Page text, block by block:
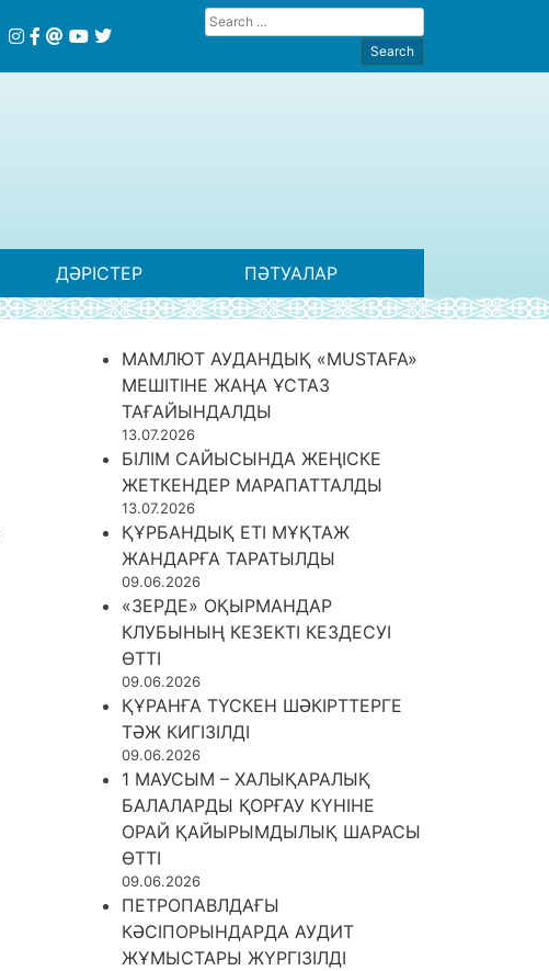
ДӘРІСТЕР ПӘТУАЛАР
МАМЛЮТ АУДАНДЫҚ «MUSTAFA»
МЕШІТІНЕ ЖАҢА ҰСТАЗ
ТАҒАЙЫНДАЛДЫ
13.07.2026
БІЛІМ САЙЫСЫНДА ЖЕҢІСКЕ
ЖЕТКЕНДЕР МАРАПАТТАЛДЫ
13.07.2026
ҚҰРБАНДЫҚ ЕТІ МҰҚТАЖ
ЖАНДАРҒА ТАРАТЫЛДЫ
09.06.2026
«ЗЕРДЕ» ОҚЫРМАНДАР
КЛУБЫНЫҢ КЕЗЕКТІ КЕЗДЕСУІ
ӨТТІ
09.06.2026
ҚҰРАНҒА ТҮСКЕН ШӘКІРТТЕРГЕ
ТӘЖ КИГІЗІЛДІ
09.06.2026
1 МАУСЫМ – ХАЛЫҚАРАЛЫҚ
БАЛАЛАРДЫ ҚОРҒАУ КҮНІНЕ
ОРАЙ ҚАЙЫРЫМДЫЛЫҚ ШАРАСЫ
ӨТТІ
09.06.2026
ПЕТРОПАВЛДАҒЫ
КӘСІПОРЫНДАРДА АУДИТ
ЖҰМЫСТАРЫ ЖҮРГІЗІЛДІ